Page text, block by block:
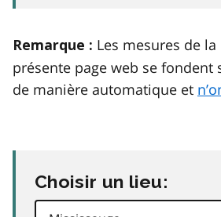
Remarque : Les mesures de
présente page web se fondent
de manière automatique et
Choisir un lieu: